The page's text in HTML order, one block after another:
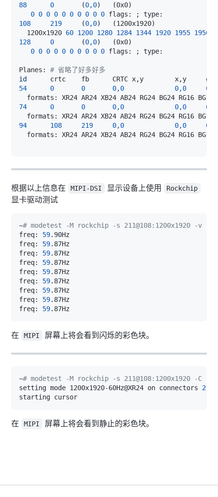
88
0 (0,0) (0x0)
0 0 0 0 0 0 0 0 0 0 flags: ;
108
219 (0,0) (1200x1920)
  1200x1920
60 1200 1280 1284 1344 1920 1955 1956
128
0 (0,0) (0x0)
0 0 0 0 0 0 0 0 0 0 flags: ;
Planes: # 省略了好多好多
id
54
0 0 0,0 0,0 0
74 0 0 0,0 0,0 0
94 108 219 0,0 0,0 0
根据以上信息在 MIPI-DSI 显示设备上使用 Rockchip
显卡驱动测试
~# modetest -M rockchip -s 211@108:1200x1920 -v
freq: 59
freq: 59
freq: 59
freq: 59
freq: 59
freq: 59
freq: 59
freq: 59
freq: 59
在 MIPI 屏幕上将会看到闪烁的彩色块。
~# modetest -M rockchip -s 211@108:1200x1920 -C
setting mode 1200x1920-60Hz@XR24 on connectors 211
在 MIPI 屏幕上将会看到静止的彩色块。